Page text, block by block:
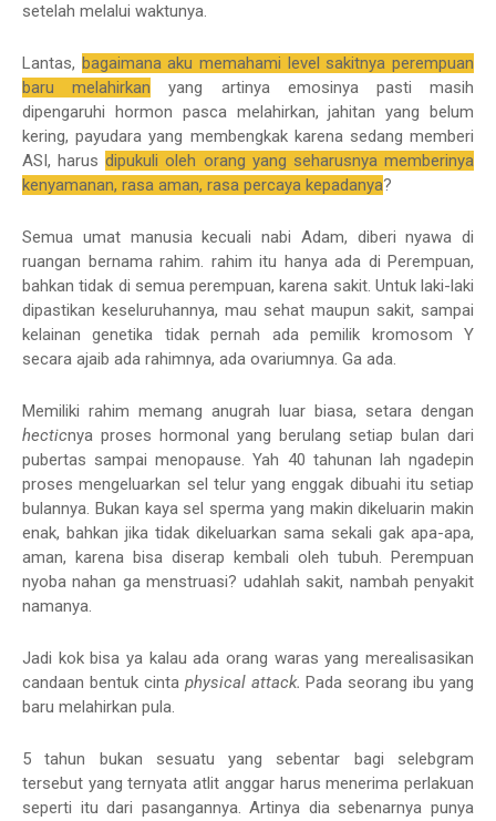
setelah melalui waktunya.
Lantas, bagaimana aku memahami level sakitnya perempuan
baru melahirkan yang artinya emosinya pasti masih
dipengaruhi hormon pasca melahirkan, jahitan yang belum
kering, payudara yang membengkak karena sedang memberi
ASI, harusdipukuli oleh orang yang seharusnya memberinya
kenyamanan, rasa aman, rasa percaya kepadanya?
Semua umat manusia kecuali nabi Adam, diberi nyawa di
ruangan bernama rahim. rahim itu hanya ada di Perempuan,
bahkan tidak di semua perempuan, karena sakit. Untuk laki-laki
dipastikan keseluruhannya, mau sehat maupun sakit, sampai
kelainan genetika tidak pernah ada pemilik kromosom Y
secara ajaib ada rahimnya, ada ovariumnya. Ga ada.
Memiliki rahim memang anugrah luar biasa, setara dengan
hecticnya proses hormonal yang berulang setiap bulan dari
pubertas sampai menopause. Yah 40 tahunan lah ngadepin
proses mengeluarkan sel telur yang enggak dibuahi itu setiap
bulannya. Bukan kaya sel sperma yang makin dikeluarin makin
enak, bahkan jika tidak dikeluarkan sama sekali gak apa-apa,
aman, karena bisa diserap kembali oleh tubuh. Perempuan
nyoba nahan ga menstruasi? udahlah sakit, nambah penyakit
namanya.
Jadi kok bisa ya kalau ada orang waras yang merealisasikan
candaan bentuk cinta physical attack. Pada seorang ibu yang
baru melahirkan pula.
5 tahun bukan sesuatu yang sebentar bagi selebgram
tersebut yang ternyata atlit anggar harus menerima perlakuan
seperti itu dari pasangannya. Artinya dia sebenarnya punya